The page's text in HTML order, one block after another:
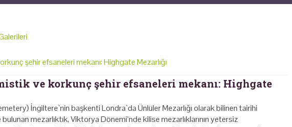
şehir efsaneleri mekanı: Highgate Mezarlığı
ve korkunç şehir efsaneleri mekanı: Highgate
İngiltere`nin başkenti Londra`da Ünlüler Mezarlığı olarak bilinen tairihi
mezarlıktık, Viktorya Dönemi’nde kilise mezarlıklarının yetersiz